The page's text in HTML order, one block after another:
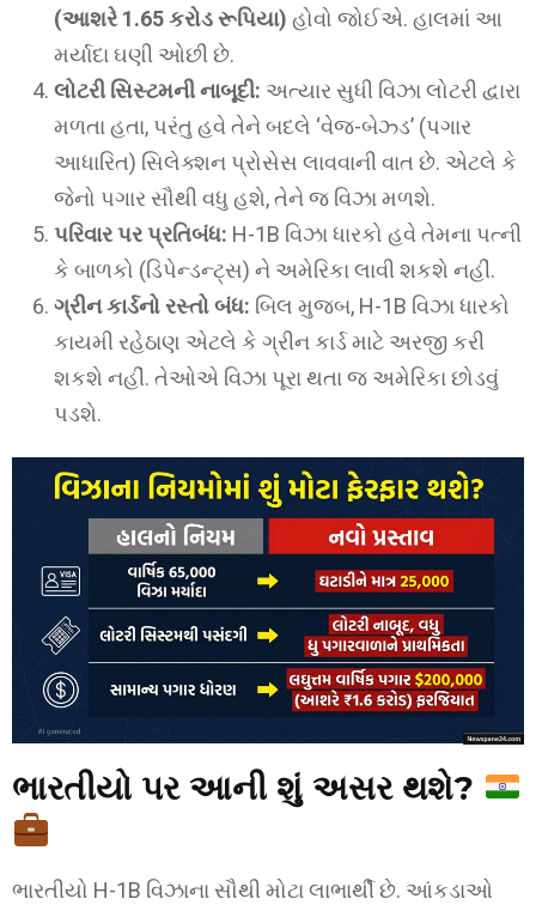
(આશરે 1.65 કરોડ રૂપિયા) હોવો જોઈએ. હાલમાં આ
મર્યાદા ઘણી ઓછી છે.
લોટરી સિસ્ટમની નાબૂદી: અત્યાર સુધી વિઝા લોટરી દ્વારા
મળતા હતા, પરંતુ હવે તેને બદલે ‘વેજ-બેઝ્ડ’ (પગાર
આધારિત) સિલેક્શન પ્રોસેસ લાવવાની વાત છે. એટલે કે
જેનો પગાર સૌથી વધુ હશે, તેને જ વિઝા મળશે.
પરિવાર પર પ્રતિબંધ: H-1B વિઝા ધારકો હવે તેમના પત્ની
કે બાળકો (ડિપેન્ડન્ટ્સ) ને અમેરિકા લાવી શકશે નહીં.
ગ્રીન કાર્ડનો રસ્તો બંધ: બિલ મુજબ, H-1B વિઝા ધારકો
કાયમી રહેઠાણ એટલે કે ગ્રીન કાર્ડ માટે અરજી કરી
શકશે નહીં. તેઓએ વિઝા પૂરા થતા જ અમેરિકા છોડવું
પડશે.
ભારતીયો પર આની શું અસર થશે?
ભારતીયો H-1B વિઝાના સૌથી મોટા લાભાર્થી છે. આંકડાઓ